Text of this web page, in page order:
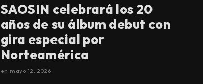
SAOSIN celebrará los 20
años de su álbum debut con
gira especial por
Norteamérica
en mayo 12, 2026